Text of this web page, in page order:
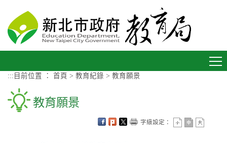
::: 目前位置 ： 首頁 > 教育紀錄 > 教育願景
教育願景
字級設定：